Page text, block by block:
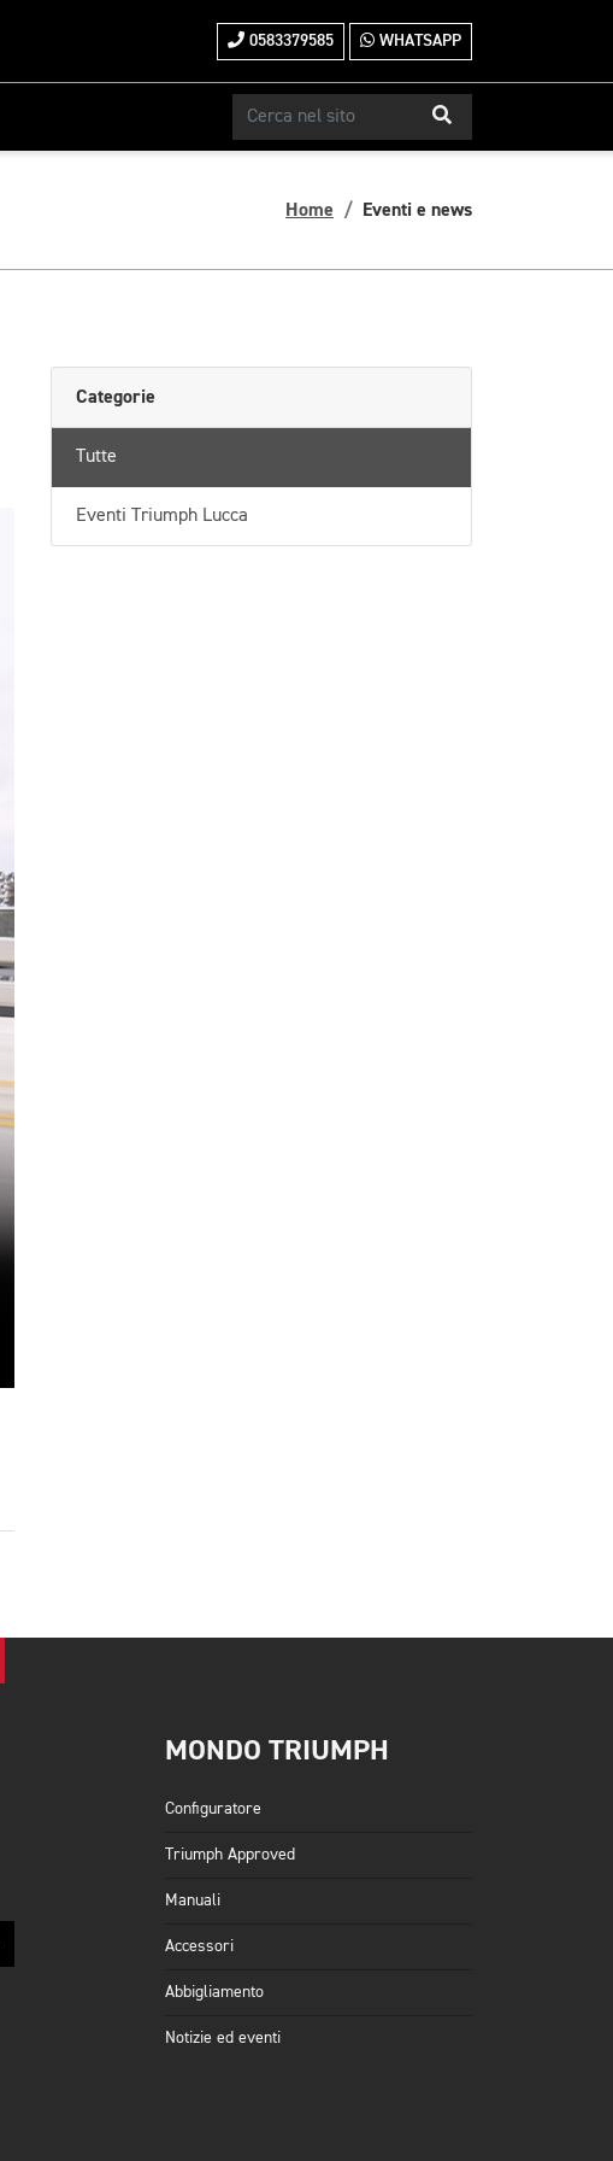
0583379585 WHATSAPP
Home Eventi e news
Categorie
Tutte
Eventi Triumph Lucca
MONDO TRIUMPH
Configuratore
Triumph Approved
Manuali
Accessori
Abbigliamento
Notizie ed eventi